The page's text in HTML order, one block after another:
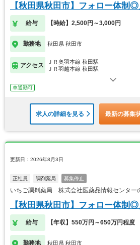
【秋田県秋田市】フォロー体制
給与 【時給】2,500円～3,000円
勤務地 秋田県 秋田市
アクセス
ＪＲ奥羽本線 秋田駅
ＪＲ羽越本線 秋田駅
車通勤可
求人の詳細を見る 最新の募集
更新日：2026年8月3日
正社員 調剤薬局 募集停止
いちご調剤薬局 株式会社医薬品情報センター
【秋田県秋田市】フォロー体制
給与 【年収】550万円～650万円程度
勤務地 秋田県 秋田市